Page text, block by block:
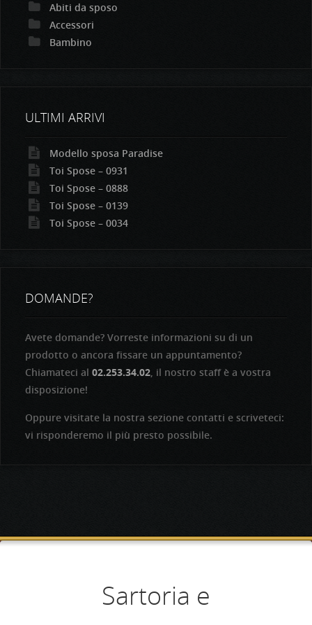
Abiti da sposo
Accessori
Bambino
ULTIMI ARRIVI
Modello sposa Paradise
Toi Spose – 0931
Toi Spose – 0888
Toi Spose – 0139
Toi Spose – 0034
DOMANDE?
Avete domande? Vorreste informazioni su di un
prodotto o ancora fissare un appuntamento?
Chiamateci al 02.253.34.02, il nostro staff è a vostra
disposizione!
Oppure visitate la nostra sezione contatti e scriveteci:
vi risponderemo il più presto possibile.
Sartoria e
Competenza e
Aperti dal lunedì al